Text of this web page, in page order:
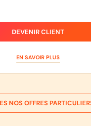
DEVENIR CLIENT
EN SAVOIR PLUS
NOS OFFRES